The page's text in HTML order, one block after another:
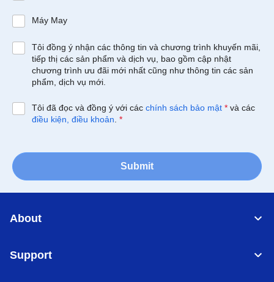
Máy May
Tôi đồng ý nhận các thông tin và chương trình khuyến mãi,
tiếp thị các sản phẩm và dịch vụ, bao gồm cập nhật
chương trình ưu đãi mới nhất cũng như thông tin các sản
phẩm, dịch vụ mới.
Tôi đã đọc và đồng ý với các chính sách bảo mật * và các
điều kiện, điều khoản *
Submit
About
Support